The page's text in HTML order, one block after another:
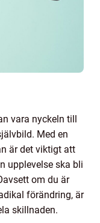
vara nyckeln till
Med en
är det viktigt att
upplevelse ska bli
om du är
förändring, är
skillnaden.